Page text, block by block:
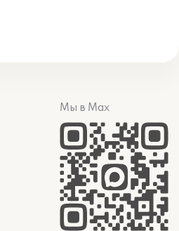
Мы в Max